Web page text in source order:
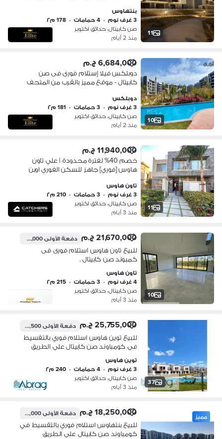
11
بنتهاوس
3 غرف نوم
• 4 حمامات • 178 م٢
صن كابيتال، حدائق اكتوبر
منذ 2 أيام
10
6,684,000 ج.م
دوبلكس فيلا إستلام فورى فى صن
كابيتال - موقع مميز بالقرب من المتحف
دوبلكس
3 غرف نوم
• 3 حمامات • 181 م٢
صن كابيتال، حدائق اكتوبر
منذ 2 أيام
11
11,940,000 ج.م
خصم 40% لفترة محدودة | علي تاون
هاوس [فوري] جاهز للسكن الفوري اوبن
الكبير
تاون هاوس
3 غرف نوم
• 3 حمامات • 210 م٢
صن كابيتال، حدائق اكتوبر
منذ 3 أيام
10
21,670,000 ج.م دفعة الأولى2,167,000 ج.م
للبيع تاون هاوس استلام فورى فى
كمبوند صن كابيتال .
تاون هاوس
4 غرف نوم
• 3 حمامات • 215 م٢
صن كابيتال، حدائق اكتوبر
منذ 3 أيام
37
25,755,000 ج.م دفعة الأولى2,575,500 ج.م
للبيع توين هاوس استلام فوري بالتقسيط
في كومباوند صن كابيتال علي الطريق
توين هاوس
3 غرف نوم
• 4 حمامات • 240 م٢
صن كابيتال، حدائق اكتوبر
منذ 3 أيام
مميز 18,250,000 ج.م دفعة الأولى1,825,000 ج.م
للبيع بنتهاوس استلام فوري بالتقسيط في
كومباوند صن كابيتال علي الطريق